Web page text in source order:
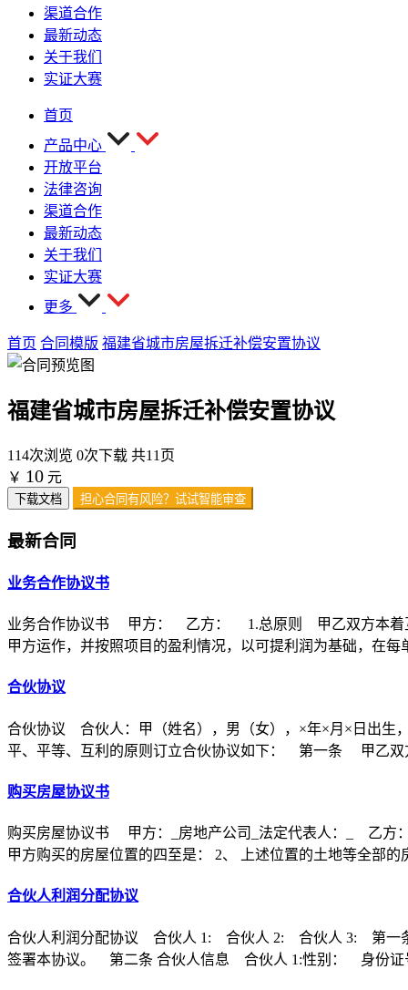
渠道合作
最新动态
关于我们
实证大赛
首页
产品中心
开放平台
法律咨询
渠道合作
最新动态
关于我们
实证大赛
更多
首页 合同模版 福建省城市房屋拆迁补偿安置协议
福建省城市房屋拆迁补偿安置协议
114次浏览 0次下载 共11页
￥ 10 元
下载文档 担心合同有风险？试试智能审查
最新合同
业务合作协议书
业务合作协议书 甲方： 乙方： 1.总原则 甲乙双方本着互
甲方运作，并按照项目的盈利情况，以可提利润为基础，在每
合伙协议
合伙协议 合伙人：甲（姓名），男（女），×年×月×日出
平、平等、互利的原则订立合伙协议如下： 第一条 甲乙双
购买房屋协议书
购买房屋协议书 甲方：_房地产公司_法定代表人：_ 乙方
甲方购买的房屋位置的四至是： 2、 上述位置的土地等全部的
合伙人利润分配协议
合伙人利润分配协议 合伙人 1: 合伙人 2: 合伙人 3: 第一条
签署本协议。 第二条 合伙人信息 合伙人 1:性别： 身份